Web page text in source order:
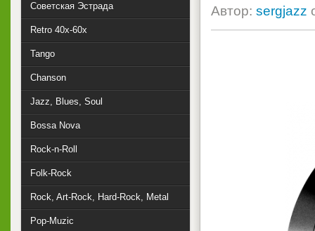
Автор: sergjazz
Советская Эстрада
Retro 40x-60x
Tango
Chanson
Jazz, Blues, Soul
Bossa Nova
Rock-n-Roll
Folk-Rock
Rock, Art-Rock, Hard-Rock, Metal
Pop-Muzic